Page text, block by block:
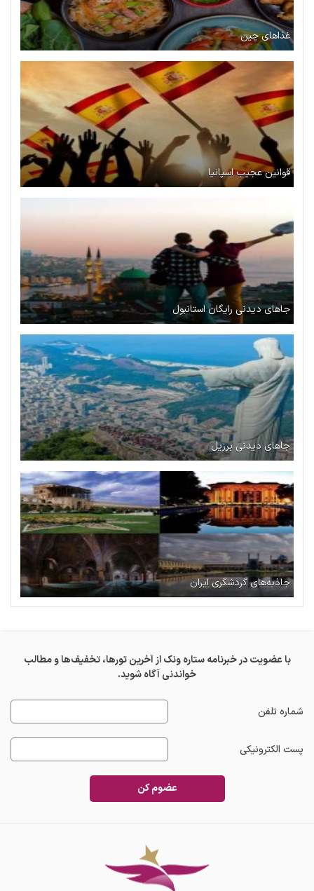
غذاهای چین
قوانین عجیب اسپانیا
جاهای دیدنی رایگان استانبول
جاهای دیدنی برزیل
جاذبه‌های گردشگری ایران
با عضویت در خبرنامه ستاره ونک از آخرین تورها، تخفیف‌ها و مطالب
خواندنی آگاه شوید.
شماره تلفن
پست الکترونیکی
عضوم کن